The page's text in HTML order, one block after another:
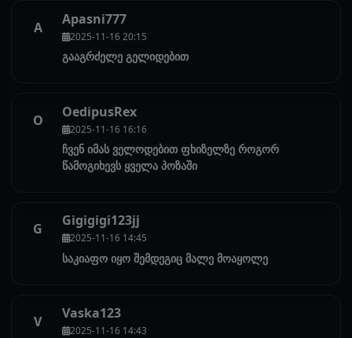
A Apasni777
2025-11-16 20:15
გააგრძელე გელიდებით
O OedipusRex
2025-11-16 16:16
ჩვენ იმას ველოდებით ფხიზელზე როგორ
წამოგიხევს ყველა პოზაში
G Gigigigi123jj
2025-11-16 14:45
საკიაფო იყო შემდეგიც მალე მოაყოლე
V Vaska123
2025-11-16 14:43